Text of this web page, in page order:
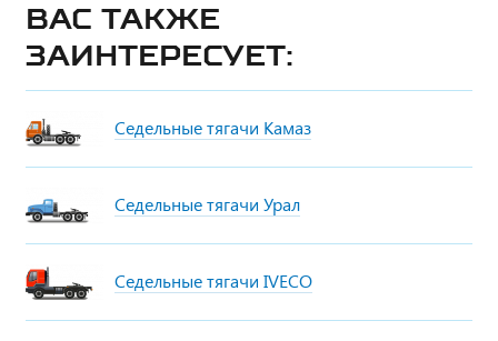
Вас также
заинтересует:
Седельные тягачи Камаз
Седельные тягачи Урал
Седельные тягачи IVECO